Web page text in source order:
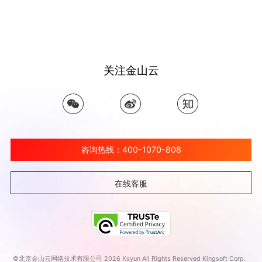
关注金山云
咨询热线：400-1070-808
在线客服
©北京金山云网络技术有限公司 2026 Ksyun All Rights Reserved Kingsoft Corp.